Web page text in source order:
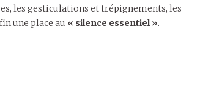
les gesticulations et trépignements, les
une place au « silence essentiel ».